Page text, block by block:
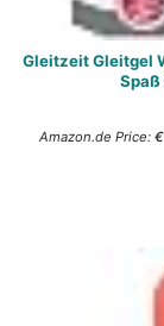
Gleitzeit Gleitgel
Amazon.de Price: €